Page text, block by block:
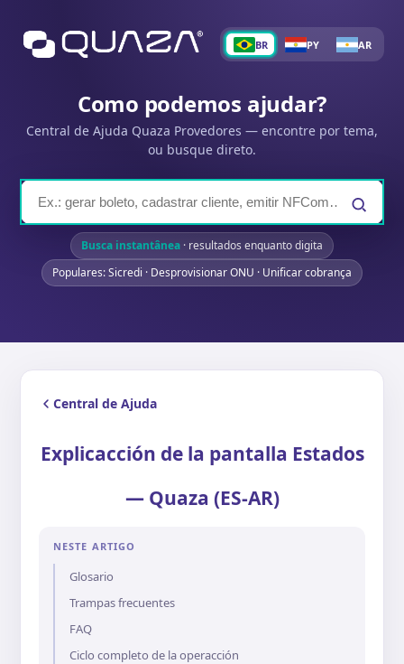
BR PY AR
Como podemos ajudar?
Central de Ajuda Quaza Provedores — encontre por tema,
ou busque direto.
Busca instantânea · resultados enquanto digita
Populares: Sicredi · Desprovisionar ONU · Unificar cobrança
Central de Ajuda
Explicacción de la pantalla Estados
— Quaza (ES-AR)
NESTE ARTIGO
Glosario
Trampas frecuentes
FAQ
Ciclo completo de la operacción